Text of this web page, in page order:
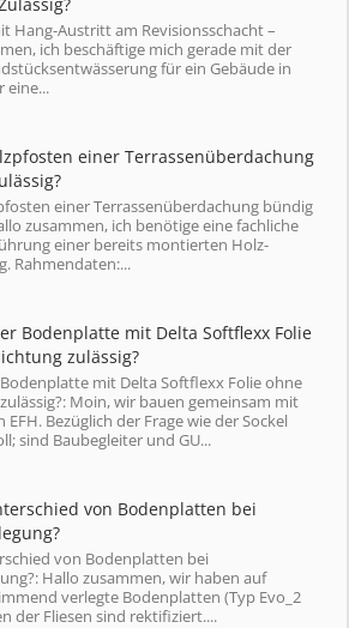
Hang-Austritt am Revisionsschacht –
ich beschäftige mich gerade mit der
für ein Gebäude in
eine...
einer Terrassenüberdachung
einer Terrassenüberdachung bündig
zusammen, ich benötige eine fachliche
einer bereits montierten Holz-
Rahmendaten:...
Bodenplatte mit Delta Softflexx Folie
zulässig?
mit Delta Softflexx Folie ohne
Moin, wir bauen gemeinsam mit
Bezüglich der Frage wie der Sockel
sind Baubegleiter und GU...
von Bodenplatten bei
von Bodenplatten bei
Hallo zusammen, wir haben auf
verlegte Bodenplatten (Typ Evo_2
der Fliesen sind rektifiziert....